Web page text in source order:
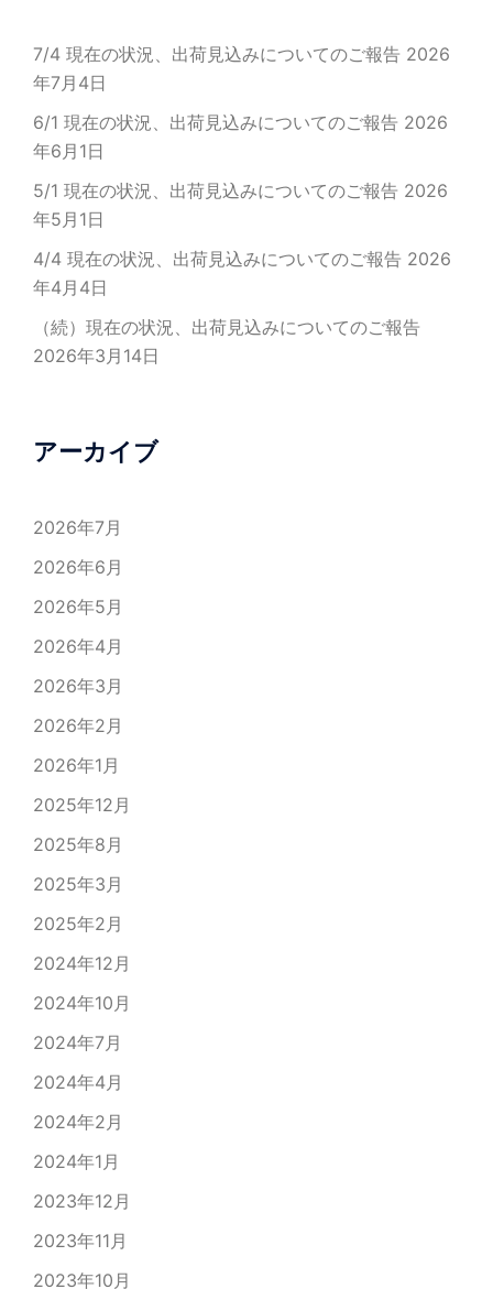
7/4 現在の状況、出荷見込みについてのご報告 2026
年7月4日
6/1 現在の状況、出荷見込みについてのご報告 2026
年6月1日
5/1 現在の状況、出荷見込みについてのご報告 2026
年5月1日
4/4 現在の状況、出荷見込みについてのご報告 2026
年4月4日
（続）現在の状況、出荷見込みについてのご報告
2026年3月14日
アーカイブ
2026年7月
2026年6月
2026年5月
2026年4月
2026年3月
2026年2月
2026年1月
2025年12月
2025年8月
2025年3月
2025年2月
2024年12月
2024年10月
2024年7月
2024年4月
2024年2月
2024年1月
2023年12月
2023年11月
2023年10月